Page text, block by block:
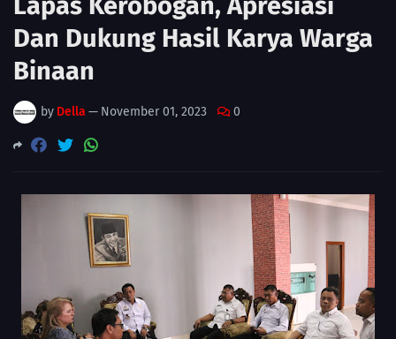
Dan Dukung Hasil Karya Warga
Binaan
by Della — November 01, 2023 0